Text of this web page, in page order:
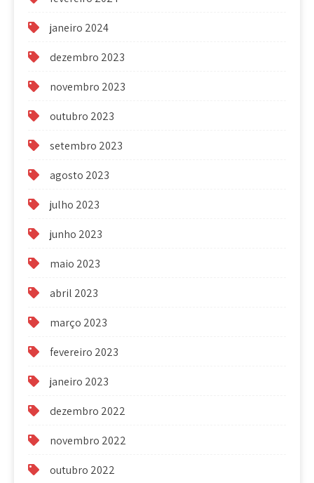
janeiro 2024
dezembro 2023
novembro 2023
outubro 2023
setembro 2023
agosto 2023
julho 2023
junho 2023
maio 2023
abril 2023
março 2023
fevereiro 2023
janeiro 2023
dezembro 2022
novembro 2022
outubro 2022